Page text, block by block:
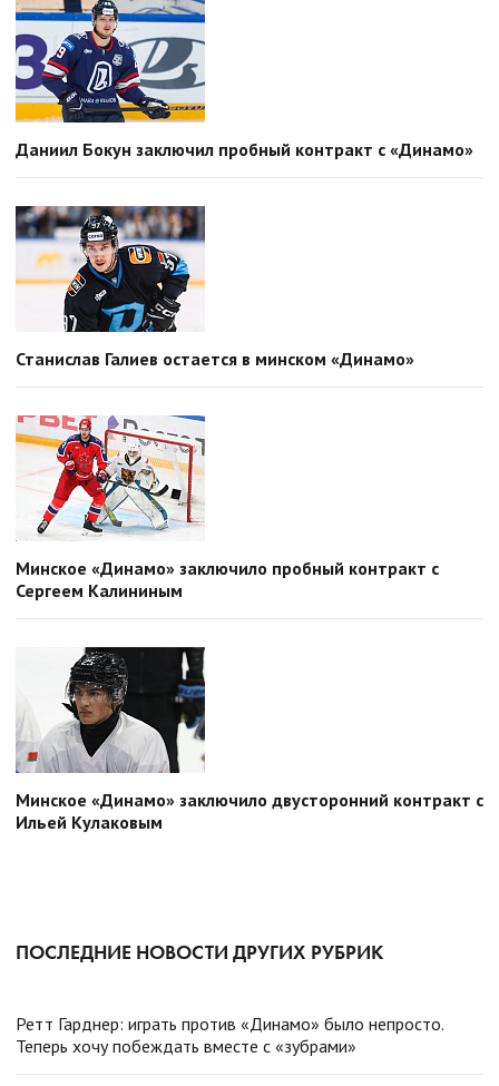
Даниил Бокун заключил пробный контракт с «Динамо»
Станислав Галиев остается в минском «Динамо»
Минское «Динамо» заключило пробный контракт с
Сергеем Калининым
Минское «Динамо» заключило двусторонний контракт с
Ильей Кулаковым
ПОСЛЕДНИЕ НОВОСТИ ДРУГИХ РУБРИК
Ретт Гарднер: играть против «Динамо» было непросто.
Теперь хочу побеждать вместе с «зубрами»